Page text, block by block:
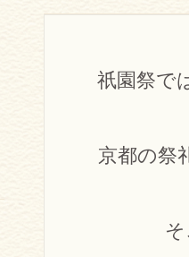
祇園祭で
京都の祭